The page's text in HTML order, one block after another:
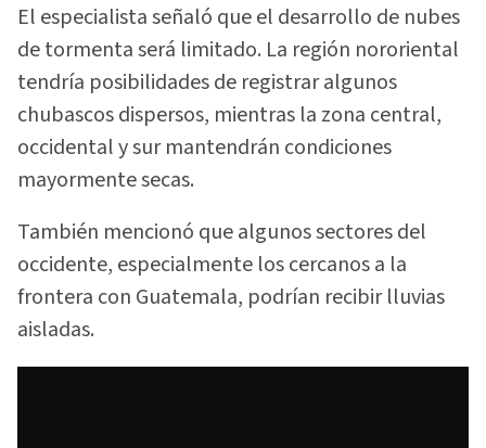
El especialista señaló que el desarrollo de nubes
de tormenta será limitado. La región nororiental
tendría posibilidades de registrar algunos
chubascos dispersos, mientras la zona central,
occidental y sur mantendrán condiciones
mayormente secas.
También mencionó que algunos sectores del
occidente, especialmente los cercanos a la
frontera con Guatemala, podrían recibir lluvias
aisladas.